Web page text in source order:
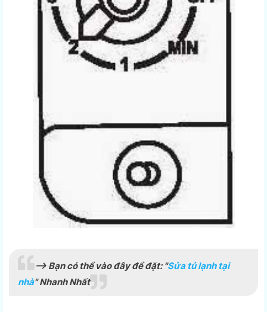
--> Bạn có thể vào đây để đặt: "Sửa tủ lạnh tại
nhà" Nhanh Nhất